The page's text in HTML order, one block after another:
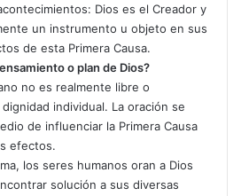
Dios es el Creador y
un instrumento u objeto en sus
de esta Primera Causa.
o plan de Dios?
no es realmente libre o
individual. La oración se
de influenciar la Primera Causa
efectos.
los seres humanos oran a Dios
solución a sus diversas